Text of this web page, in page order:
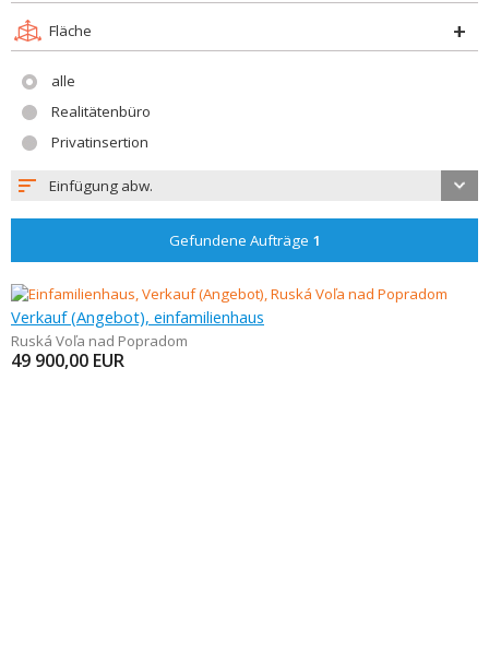
Fläche
alle
Realitätenbüro
Privatinsertion
Einfügung abw.
Gefundene Aufträge 1
Verkauf (Angebot), einfamilienhaus
Ruská Voľa nad Popradom
49 900,00 EUR